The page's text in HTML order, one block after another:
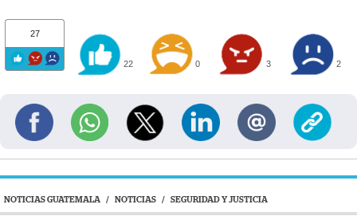
27
22 0 3 2
NOTICIAS GUATEMALA / NOTICIAS / SEGURIDAD Y JUSTICIA